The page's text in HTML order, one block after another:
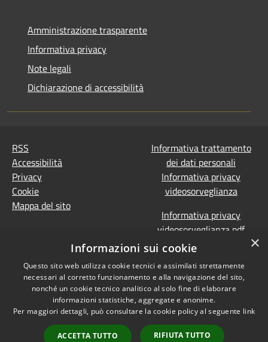
Amministrazione trasparente
Informativa privacy
Note legali
Dichiarazione di accessibilità
RSS
Accessibilità
Privacy
Cookie
Mappa del sito
Informativa trattamento
dei dati personali
Informativa privacy
videosorveglianza
Informativa privacy
videosorveglianza pdf
Dichiarazione di
Obiettivi accessibilità
Prevenzione della
corruzione - Segnalazione
di illeciti(Whistleblowing)
Statistiche Web
×
Informazioni sui cookie
Questo sito web utilizza cookie tecnici e assimilati strettamente
necessari al corretto funzionamento e alla navigazione del sito,
nonché un cookie tecnico analitico al solo fine di elaborare
informazioni statistiche, aggregate e anonime.
Per maggiori dettagli, può consultare la cookie policy al seguente link
ACCETTA TUTTO RIFIUTA TUTTO